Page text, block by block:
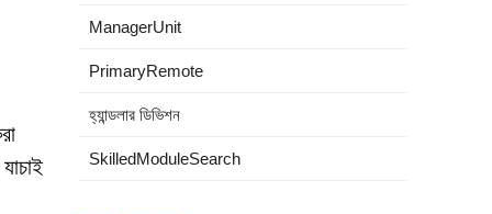
ManagerUnit
PrimaryRemote
হ্যান্ডলার ডিভিশন
SkilledModuleSearch